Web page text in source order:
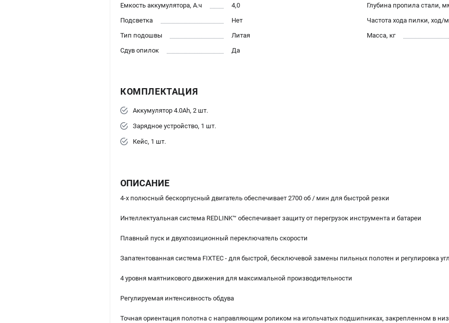
Емкость аккумулятора, А.ч
4,0
Подсветка
Нет
Тип подошвы
Литая
Сдув опилок
Да
Глубина пропила стали,
Частота хода пилки, ход/
Масса, кг
КОМПЛЕКТАЦИЯ
Аккумулятор 4.0Ah, 2 шт.
Зарядное устройство, 1 шт.
Кейс, 1 шт.
ОПИСАНИЕ
4-х полюсный бескорпусный двигатель обеспечивает 2700 об / мин для быстрой резки
Интеллектуальная система REDLINK™ обеспечивает защиту от перегрузок инструмента и батареи
Плавный пуск и двухпозиционный переключатель скорости
Запатентованная система FIXTEC - для быстрой, бесключевой замены пильных полотен и регулировка
4 уровня маятникового движения для максимальной производительности
Регулируемая интенсивность обдува
Точная ориентация полотна с направляющим роликом на игольчатых подшипниках, закрепленном в